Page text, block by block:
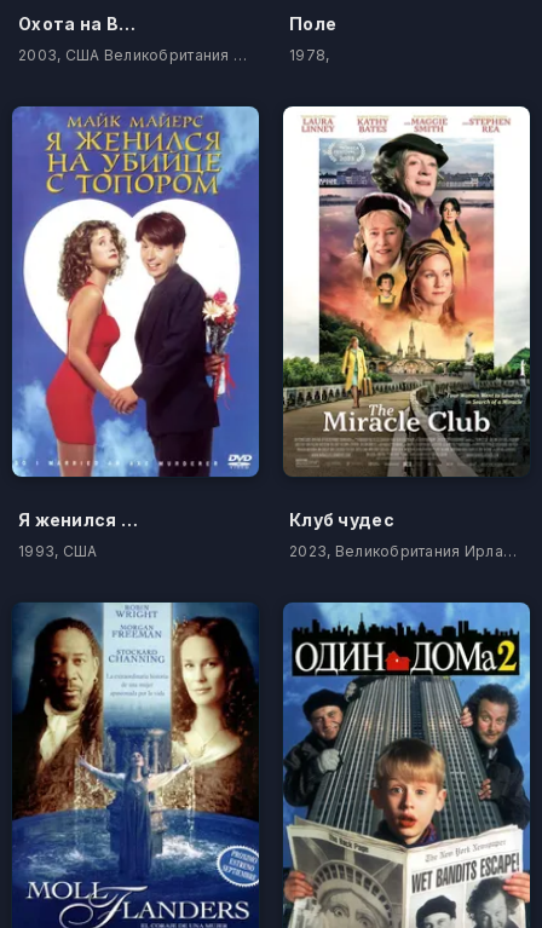
Охота на Bеронику
2003, США Великобритания Ирландия
Поле
1978,
Я женился на убийце с топором
1993, США
Клуб чудес
2023, Великобритания Ирландия